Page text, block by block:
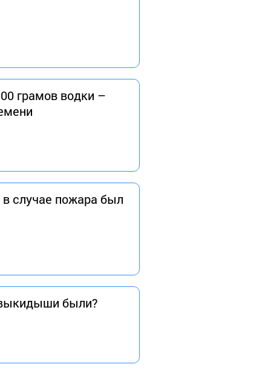
грамов водки –
случае пожара был
выкидыши были?